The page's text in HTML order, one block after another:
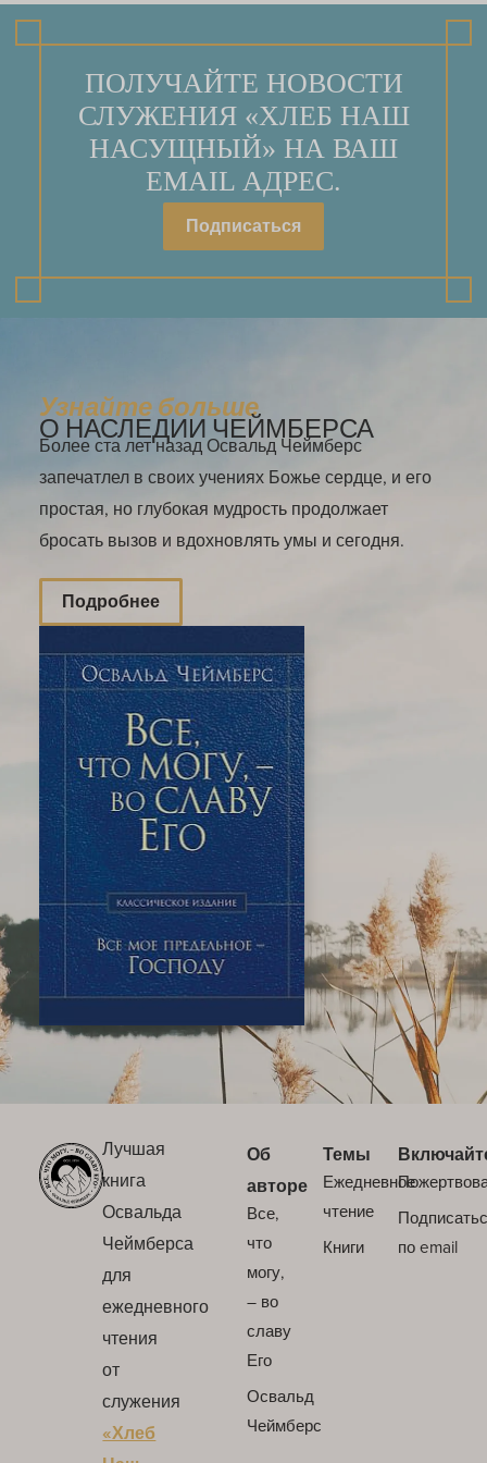
ПОЛУЧАЙТЕ НОВОСТИ
СЛУЖЕНИЯ «ХЛЕБ НАШ
НАСУЩНЫЙ» НА ВАШ
EMAIL АДРЕС.
Подписаться
Узнайте больше
О НАСЛЕДИИ ЧЕЙМБЕРСА
Более ста лет назад Освальд Чеймберс
запечатлел в своих учениях Божье сердце, и его
простая, но глубокая мудрость продолжает
бросать вызов и вдохновлять умы и сегодня.
Подробнее
Лучшая
книга
Освальда
Чеймберса
для
ежедневного
чтения
от
служения
«Хлеб
Об
авторе
Все,
что
могу,
– во
славу
Его
Освальд
Чеймберс
Темы
Ежедневное
чтение
Книги
по email